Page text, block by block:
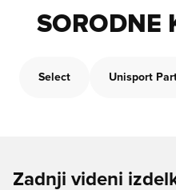
SORODNE
Select Unisport
Zadnji videni